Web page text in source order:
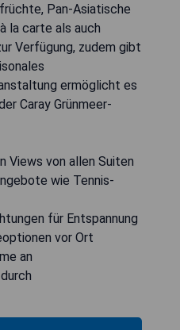
Pan-Asiatische
la carte als auch
Verfügung, zudem gibt
ermöglicht es
Caray Grünmeer-
Views von allen Suiten
wie Tennis-
für Entspannung
vor Ort
an